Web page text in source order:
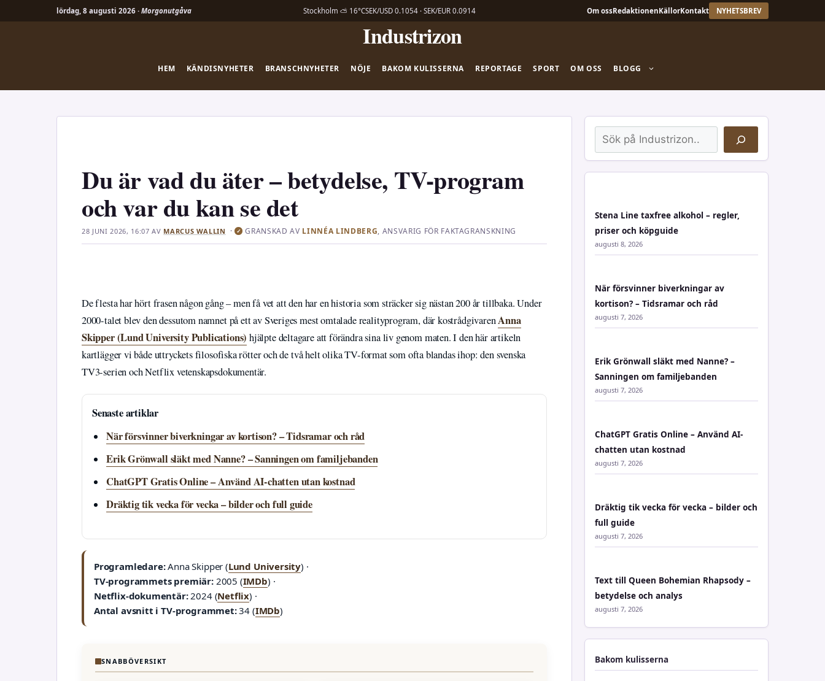
lördag, 8 augusti 2026 · Morgonutgåva Stockholm ⛅ 16°CSEK/USD 0.1054 · SEK/EUR 0.0914 Om ossRedaktionenKällorKontakt NYHETSBREV
Industrizon
HEM KÄNDISNYHETER BRANSCHNYHETER NÖJE BAKOM KULISSERNA REPORTAGE SPORT OM OSS BLOGG
Du är vad du äter – betydelse, TV-program
och var du kan se det
28 JUNI 2026, 16:07 AV MARCUS WALLIN ·✓ GRANSKAD AV LINNÉA LINDBERG, ANSVARIG FÖR FAKTAGRANSKNING
De flesta har hört frasen någon gång – men få vet att den har en historia som sträcker sig nästan 200 år tillbaka. Under
2000-talet blev den dessutom namnet på ett av Sveriges mest omtalade realityprogram, där kostrådgivarenAnna
Skipper (Lund University Publications) hjälpte deltagare att förändra sina liv genom maten. I den här artikeln
kartlägger vi både uttryckets filosofiska rötter och de två helt olika TV-format som ofta blandas ihop: den svenska
TV3-serien och Netflix vetenskapsdokumentär.
Senaste artiklar
När försvinner biverkningar av kortison? – Tidsramar och råd
Erik Grönwall släkt med Nanne? – Sanningen om familjebanden
ChatGPT Gratis Online – Använd AI-chatten utan kostnad
Dräktig tik vecka för vecka – bilder och full guide
Programledare:Anna Skipper (Lund University) ·
TV-programmets premiär:2005 (IMDb) ·
Netflix-dokumentär:2024 (Netflix) ·
Antal avsnitt i TV-programmet:34 (IMDb)
SNABBÖVERSIKT
Sök
Stena Line taxfree alkohol – regler,
priser och köpguide
augusti 8, 2026
När försvinner biverkningar av
kortison? – Tidsramar och råd
augusti 7, 2026
Erik Grönwall släkt med Nanne? –
Sanningen om familjebanden
augusti 7, 2026
ChatGPT Gratis Online – Använd AI-
chatten utan kostnad
augusti 7, 2026
Dräktig tik vecka för vecka – bilder och
full guide
augusti 7, 2026
Text till Queen Bohemian Rhapsody –
betydelse och analys
augusti 7, 2026
Bakom kulisserna